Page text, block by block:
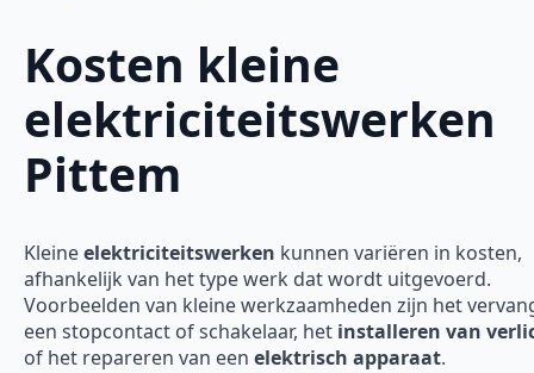
Kosten kleine
elektriciteitswerken
Pittem
Kleineelektriciteitswerken kunnen variëren in kosten,
afhankelijk van het type werk dat wordt uitgevoerd.
Voorbeelden van kleine werkzaamheden zijn het
een stopcontact of schakelaar, het installeren van
of het repareren van een elektrisch apparaat.